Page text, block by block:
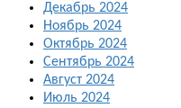
Декабрь 2024
Ноябрь 2024
Октябрь 2024
Сентябрь 2024
Август 2024
Июль 2024